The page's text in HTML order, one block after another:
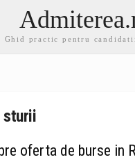
Ghid practic pentru
sturii
oferta de burse in